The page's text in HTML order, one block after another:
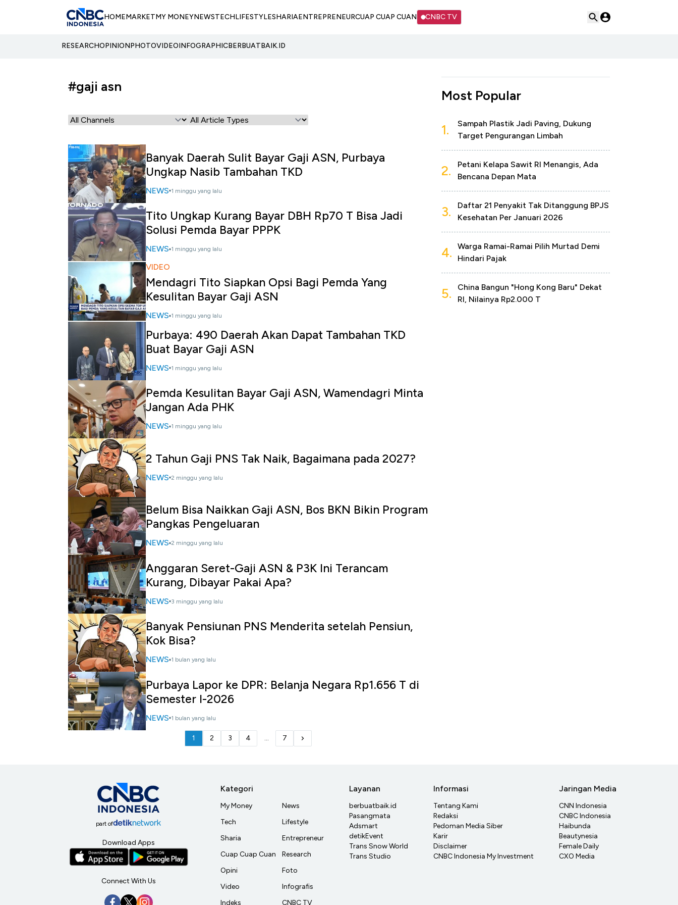
HOMEMARKETMY MONEYNEWSTECHLIFESTYLESHARIAENTREPRENEURCUAP CUAP CUAN CNBC TV
RESEARCHOPINIONPHOTOVIDEOINFOGRAPHICBERBUATBAIK.ID
#gaji asn
Banyak Daerah Sulit Bayar Gaji ASN, Purbaya
Ungkap Nasib Tambahan TKD
NEWS 1 minggu yang lalu
Tito Ungkap Kurang Bayar DBH Rp70 T Bisa Jadi
Solusi Pemda Bayar PPPK
NEWS 1 minggu yang lalu
VIDEO
Mendagri Tito Siapkan Opsi Bagi Pemda Yang
Kesulitan Bayar Gaji ASN
NEWS 1 minggu yang lalu
Purbaya: 490 Daerah Akan Dapat Tambahan TKD
Buat Bayar Gaji ASN
NEWS 1 minggu yang lalu
Pemda Kesulitan Bayar Gaji ASN, Wamendagri Minta
Jangan Ada PHK
NEWS 1 minggu yang lalu
2 Tahun Gaji PNS Tak Naik, Bagaimana pada 2027?
NEWS 2 minggu yang lalu
Belum Bisa Naikkan Gaji ASN, Bos BKN Bikin Program
Pangkas Pengeluaran
NEWS 2 minggu yang lalu
Anggaran Seret-Gaji ASN & P3K Ini Terancam
Kurang, Dibayar Pakai Apa?
NEWS 3 minggu yang lalu
Banyak Pensiunan PNS Menderita setelah Pensiun,
Kok Bisa?
NEWS 1 bulan yang lalu
Purbaya Lapor ke DPR: Belanja Negara Rp1.656 T di
Semester I-2026
NEWS 1 bulan yang lalu
1 2 3 4 ... 7
Most Popular
1.
Sampah Plastik Jadi Paving, Dukung
Target Pengurangan Limbah
2.
Petani Kelapa Sawit RI Menangis, Ada
Bencana Depan Mata
3.
Daftar 21 Penyakit Tak Ditanggung BPJS
Kesehatan Per Januari 2026
4.
Warga Ramai-Ramai Pilih Murtad Demi
Hindari Pajak
5.
China Bangun "Hong Kong Baru" Dekat
RI, Nilainya Rp2.000 T
part of
Download Apps
Connect With Us
Kategori
My Money
Tech
Sharia
Cuap Cuap Cuan
Opini
Video
Indeks
News
Lifestyle
Entrepreneur
Research
Foto
Infografis
CNBC TV
Layanan
berbuatbaik.id
Pasangmata
Adsmart
detikEvent
Trans Snow World
Trans Studio
Informasi
Tentang Kami
Redaksi
Pedoman Media Siber
Karir
Disclaimer
CNBC Indonesia My Investment
Jaringan Media
CNN Indonesia
CNBC Indonesia
Haibunda
Beautynesia
Female Daily
CXO Media